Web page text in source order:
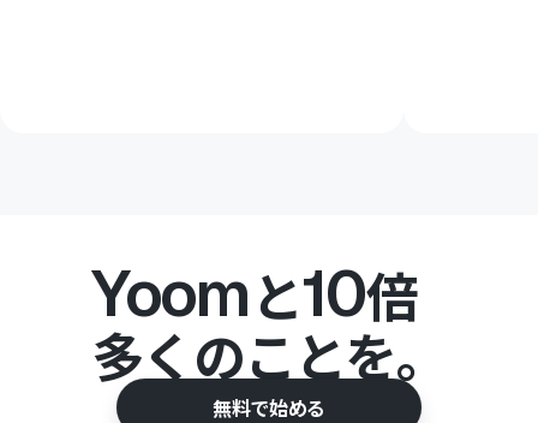
Yoomと10倍
多くのことを。
無料で始める